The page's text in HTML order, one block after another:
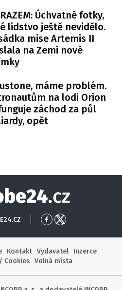
Úchvatné fotky,
lidstvo ještě nevidělo.
mise Artemis II
na Zemi nové
máme problém.
na lodi Orion
záchod za půl
opět
Globe24
Přejít
Facebook
Přejít
X
Kontakt Vydavatel
Inzerce
Cookies
Volná místa